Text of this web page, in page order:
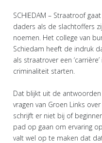
SCHIEDAM – Straatroof
daders als de slachtoffers
noemen. Het college van
Schiedam heeft de indruk
als straatrover een
criminaliteit starten.
Dat blijkt uit de
vragen van Groen Links
schrijft er niet bij of
pad op gaan om ervaring
valt wel op te maken dat